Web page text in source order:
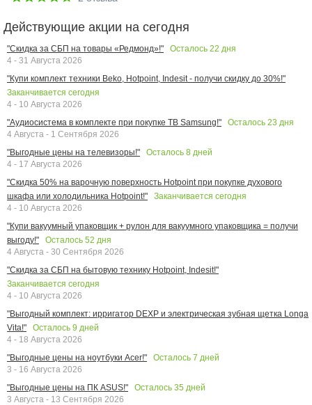
Действующие акции на сегодня
"Скидка за СБП на товары «Редмонд»!" Осталось 22 дня
4 - 31 Августа 2026
"Купи комплект техники Beko, Hotpoint, Indesit - получи скидку до 30%!"
Заканчивается сегодня
4 - 10 Августа 2026
"Аудиосистема в комплекте при покупке ТВ Samsung!"
Осталось 23 дня
4 Августа - 1 Сентября 2026
"Выгодные цены на телевизоры!"
Осталось 8 дней
4 - 17 Августа 2026
"Скидка 50% на варочную поверхность Hotpoint при покупке духового
шкафа или холодильника Hotpoint!"
Заканчивается сегодня
4 - 10 Августа 2026
"Купи вакуумный упаковщик + рулон для вакуумного упаковщика = получи
выгоду!"
Осталось 52 дня
4 Августа - 30 Сентября 2026
"Скидка за СБП на бытовую технику Hotpoint, Indesit!"
Заканчивается сегодня
4 - 10 Августа 2026
"Выгодный комплект: ирригатор DEXP и электрическая зубная щетка Longa
Vita!"
Осталось 9 дней
4 - 18 Августа 2026
"Выгодные цены на ноутбуки Acer!"
Осталось 7 дней
3 - 16 Августа 2026
"Выгодные цены на ПК ASUS!"
Осталось 35 дней
3 Августа - 13 Сентября 2026